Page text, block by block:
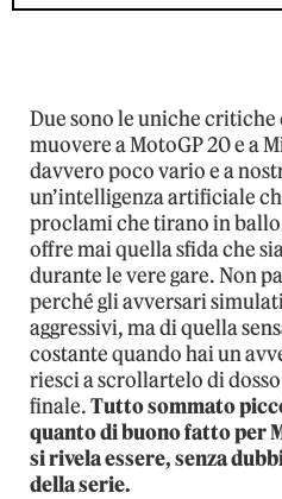
Due sono le uniche
muovere a MotoGP 20 e a
davvero poco vario e a
un’intelligenza artificiale
proclami che tirano in
offre mai quella sfida che
durante le vere gare. Non
perché gli avversari
aggressivi, ma di quella
costante quando hai un
riesci a scrollartelo di
finale.Tutto sommato
quanto di buono fatto per
si rivela essere, senza
della serie.